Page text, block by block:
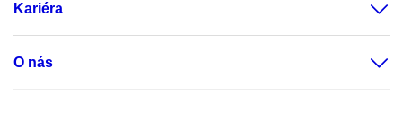
Kariéra
O nás